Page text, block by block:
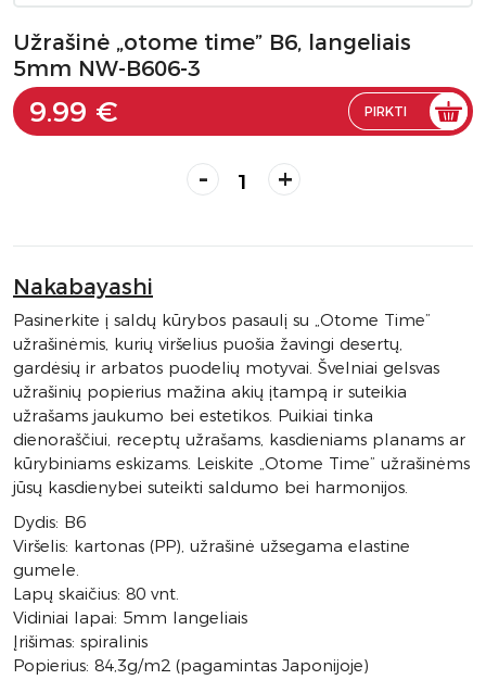
Užrašinė „otome time” B6, langeliais
5mm NW-B606-3
9.99 € PIRKTI
- +
Nakabayashi
Pasinerkite į saldų kūrybos pasaulį su „Otome Time”
užrašinėmis, kurių viršelius puošia žavingi desertų,
gardėsių ir arbatos puodelių motyvai. Švelniai gelsvas
užrašinių popierius mažina akių įtampą ir suteikia
užrašams jaukumo bei estetikos. Puikiai tinka
dienoraščiui, receptų užrašams, kasdieniams planams ar
kūrybiniams eskizams. Leiskite „Otome Time” užrašinėms
jūsų kasdienybei suteikti saldumo bei harmonijos.
Dydis: B6
Viršelis: kartonas (PP), užrašinė užsegama elastine
gumele.
Lapų skaičius: 80 vnt.
Vidiniai lapai: 5mm langeliais
Įrišimas: spiralinis
Popierius: 84,3g/m2 (pagamintas Japonijoje)